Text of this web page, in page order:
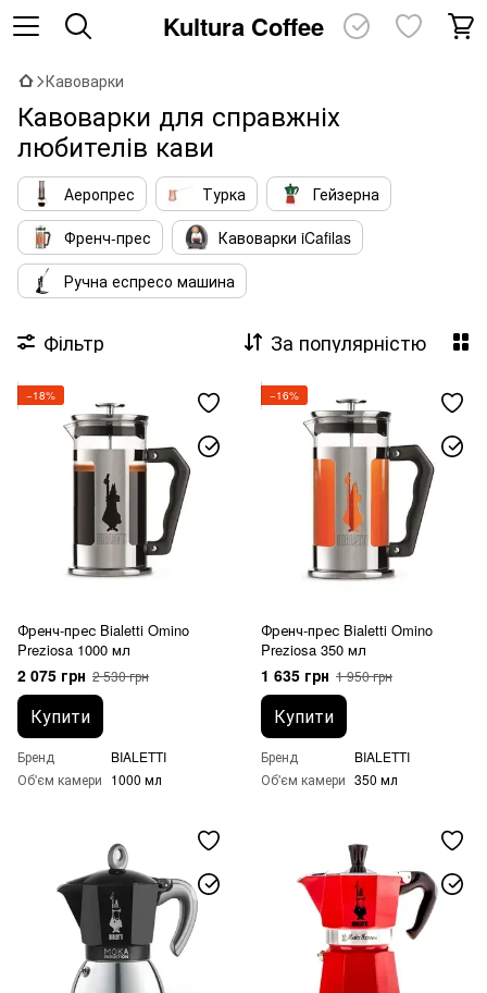
Kultura Coffee
Кавоварки
Кавоварки для справжніх
любителів кави
Аеропрес Турка
Гейзерна
Френч-прес
Кавоварки iCafilas
Ручна еспресо машина
Фільтр За популярністю
−18%
Френч-прес Bialetti Omino
Preziosa 1000 мл
2 075 грн 2 530 грн
Купити
Бренд
BIALETTI
Об'єм камери 1000 мл
−16%
Френч-прес Bialetti Omino
Preziosa 350 мл
1 635 грн 1 950 грн
Купити
Бренд
BIALETTI
Об'єм камери 350 мл